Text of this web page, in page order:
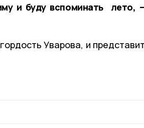
и буду вспоминать
Уварова, и